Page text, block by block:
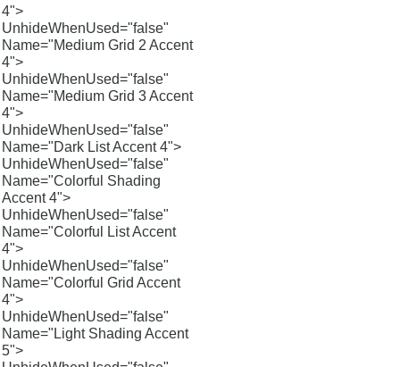
4">
UnhideWhenUsed="false"
Name="Medium Grid 2 Accent
4">
UnhideWhenUsed="false"
Name="Medium Grid 3 Accent
4">
UnhideWhenUsed="false"
Name="Dark List Accent 4">
UnhideWhenUsed="false"
Name="Colorful Shading
Accent 4">
UnhideWhenUsed="false"
Name="Colorful List Accent
4">
UnhideWhenUsed="false"
Name="Colorful Grid Accent
4">
UnhideWhenUsed="false"
Name="Light Shading Accent
5">